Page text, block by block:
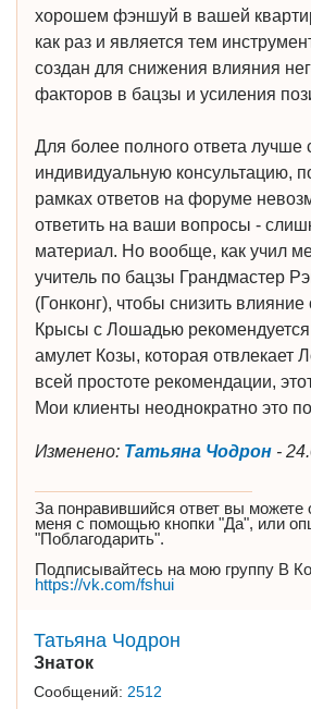
хорошем фэншуй в вашей
как раз и является тем
создан для снижения влияния
факторов в бацзы и усиления
Для более полного ответа лучше
индивидуальную консультацию,
рамках ответов на форуме
ответить на ваши вопросы -
материал. Но вообще, как учил
учитель по бацзы Грандмастер
(Гонконг), чтобы снизить влияние
Крысы с Лошадью рекомендуется
амулет Козы, которая отвлекает
всей простоте рекомендации,
Мои клиенты неоднократно это
Изменено: Татьяна Чодрон -
За понравившийся ответ вы можете
меня с помощью кнопки "Да", или
"Поблагодарить".
Подписывайтесь на мою группу В
https://vk.com/fshui
Татьяна Чодрон
Знаток
Сообщений: 2512